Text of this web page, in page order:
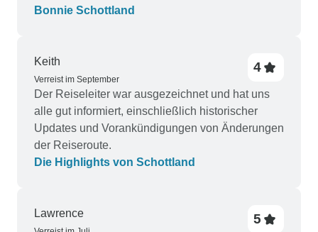
Bonnie Schottland
Keith
Verreist im September
4
Der Reiseleiter war ausgezeichnet und hat uns
alle gut informiert, einschließlich historischer
Updates und Vorankündigungen von Änderungen
der Reiseroute.
Die Highlights von Schottland
Lawrence 5